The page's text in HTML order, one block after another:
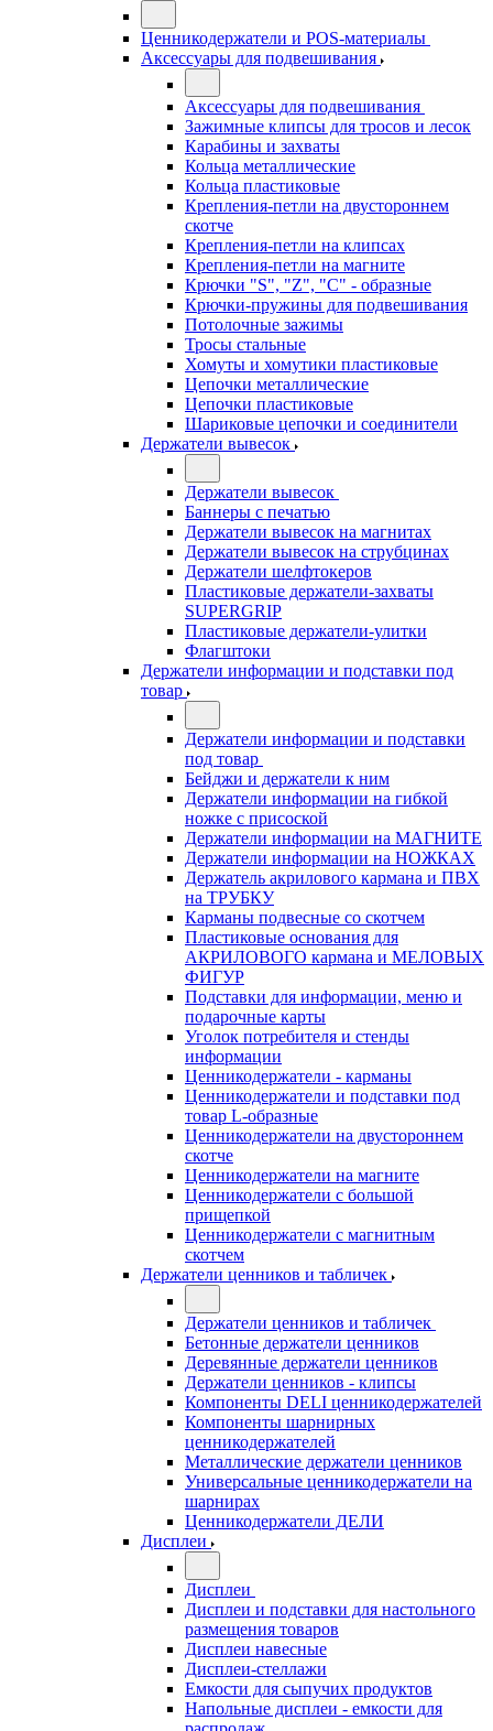
Ценникодержатели и POS-материалы
Аксессуары для подвешивания
Аксессуары для подвешивания
Зажимные клипсы для тросов и лесок
Карабины и захваты
Кольца металлические
Кольца пластиковые
Крепления-петли на двустороннем
скотче
Крепления-петли на клипсах
Крепления-петли на магните
Крючки "S", "Z", "C" - образные
Крючки-пружины для подвешивания
Потолочные зажимы
Тросы стальные
Хомуты и хомутики пластиковые
Цепочки металлические
Цепочки пластиковые
Шариковые цепочки и соединители
Держатели вывесок
Держатели вывесок
Баннеры с печатью
Держатели вывесок на магнитах
Держатели вывесок на струбцинах
Держатели шелфтокеров
Пластиковые держатели-захваты
SUPERGRIP
Пластиковые держатели-улитки
Флагштоки
Держатели информации и подставки под
товар
Держатели информации и подставки
под товар
Бейджи и держатели к ним
Держатели информации на гибкой
ножке с присоской
Держатели информации на МАГНИТЕ
Держатели информации на НОЖКАХ
Держатель акрилового кармана и ПВХ
на ТРУБКУ
Карманы подвесные со скотчем
Пластиковые основания для
АКРИЛОВОГО кармана и МЕЛОВЫХ
ФИГУР
Подставки для информации, меню и
подарочные карты
Уголок потребителя и стенды
информации
Ценникодержатели - карманы
Ценникодержатели и подставки под
товар L-образные
Ценникодержатели на двустороннем
скотче
Ценникодержатели на магните
Ценникодержатели с большой
прищепкой
Ценникодержатели с магнитным
скотчем
Держатели ценников и табличек
Держатели ценников и табличек
Бетонные держатели ценников
Деревянные держатели ценников
Держатели ценников - клипсы
Компоненты DELI ценникодержателей
Компоненты шарнирных
ценникодержателей
Металлические держатели ценников
Универсальные ценникодержатели на
шарнирах
Ценникодержатели ДЕЛИ
Дисплеи
Дисплеи
Дисплеи и подставки для настольного
размещения товаров
Дисплеи навесные
Дисплеи-стеллажи
Емкости для сыпучих продуктов
Напольные дисплеи - емкости для